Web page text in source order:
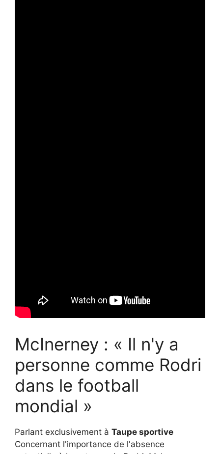
McInerney : « Il n'y a
personne comme Rodri
dans le football
mondial »
Parlant exclusivement à Taupe sportive
Concernant l'importance de l'absence